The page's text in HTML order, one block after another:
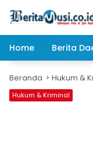
Home
Berita
Beranda Hukum &
Hukum & Kriminal